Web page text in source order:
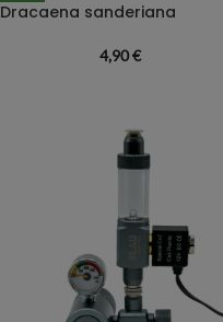
Dracaena sanderiana
4,90€